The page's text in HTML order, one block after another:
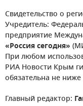
Свидетельство о
Учредитель:
предприятие
«Россия сегодня»
При любом
РИА Новости Крым
обязательна не ниже
Главный редактор: